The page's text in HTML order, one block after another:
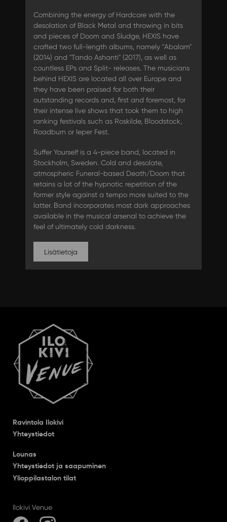
Combining the energy of Hardcore with the
desolation of Black Metal and throwing in bits
and pieces of Doom and Sludge, HEXIS have
crafted two full-length albums, namely "Abalam"
(2014) and "Tando Ashanti" (2017), as well as
countless EPs and Split- releases. The musicians
behind HEXIS are located all over Europe and
they have been praised for both their
outstanding records and, first and foremost, for
their intense live shows that took them to high
ranking festivals such as Roskilde, Bloodstock,
Roadburn or Ieper Fest.
Suffer Yourself is a 4-piece band, located in
Stockholm, Sweden. Cold and desolate,
atmospheric Funeral-based Death/Doom that
retains a lot of the hypnotic repetition of the
former style against a tempo more suited to the
latter. Band incorporates most dark approaches
available in the musical arsenal to achieve the
feel of ultimately cold darkness.
Lisätietoja
Ravintola Ilokivi
Yhteystiedot
Lounas
Yhteystiedot ja saapuminen
Ylioppilastalon tilat
Ilokivi Venue